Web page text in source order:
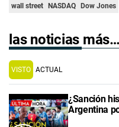
wall street NASDAQ Dow Jones
las noticias más…
VISTO ACTUAL
¿Sanción
Argentina